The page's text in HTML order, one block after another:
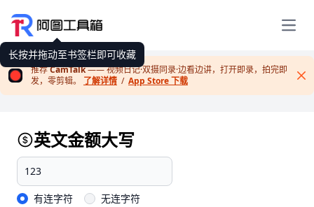
展开
长按并拖动至书签栏即可收藏
推荐CamTalk—— 视频日记·双摄同录·边看边讲，打开即录，拍完即
发，零剪辑。 了解详情 / App Store 下载
英文金额大写
有连字符 无连字符